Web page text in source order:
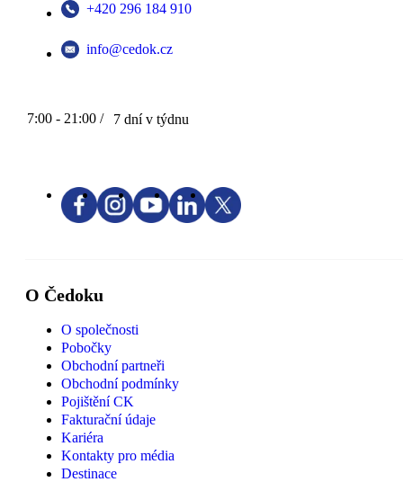
+420 296 184 910
info@cedok.cz
7:00 - 21:00 / 7 dní v týdnu
O Čedoku
O společnosti
Pobočky
Obchodní partneři
Obchodní podmínky
Pojištění CK
Fakturační údaje
Kariéra
Kontakty pro média
Destinace